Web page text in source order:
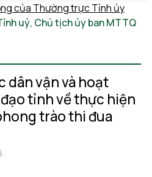
của Thường trực Tỉnh ủy
uỷ, Chủ tịch ủy ban MTTQ
dân vận và hoạt
tỉnh về thực hiện
trào thi đua